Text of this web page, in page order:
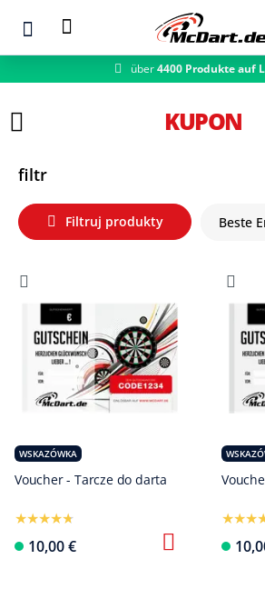
Zum Hauptinhalt springen
über4400 Produkte auf
KUPON
filtr
Filtruj produkty
WSKAZÓWKA
Voucher - Tarcze do darta
10,00 €